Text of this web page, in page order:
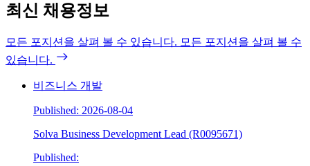
최신 채용정보
모든 포지션을 살펴 볼 수 있습니다. 모든 포지션을 살펴 볼 수
있습니다.
비즈니스 개발
Published: 2026-08-04
Solva Business Development Lead (R0095671)
Published: